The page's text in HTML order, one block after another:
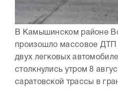
В Камышинском районе
произошло массовое ДТП
двух легковых
столкнулись утром 8
саратовской трассы в